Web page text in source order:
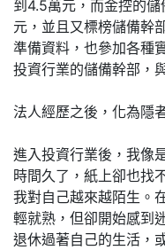
到4.5萬元，而金控的
元，並且又標榜儲備幹
準備資料，也參加各種
投資行業的儲備幹部，
法人經歷之後，化為隱
進入投資行業後，我像
時間久了，紙上卻也找
我對自己越來越陌生。
輕就熟，但卻開始感到
退休過著自己的生活，